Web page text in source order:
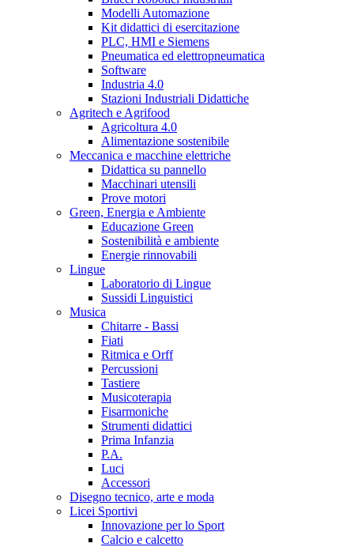
Modelli Automazione
Kit didattici di esercitazione
PLC, HMI e Siemens
Pneumatica ed elettropneumatica
Software
Industria 4.0
Stazioni Industriali Didattiche
Agritech e Agrifood
Agricoltura 4.0
Alimentazione sostenibile
Meccanica e macchine elettriche
Didattica su pannello
Macchinari utensili
Prove motori
Green, Energia e Ambiente
Educazione Green
Sostenibilità e ambiente
Energie rinnovabili
Lingue
Laboratorio di Lingue
Sussidi Linguistici
Musica
Chitarre - Bassi
Fiati
Ritmica e Orff
Percussioni
Tastiere
Musicoterapia
Fisarmoniche
Strumenti didattici
Prima Infanzia
P.A.
Luci
Accessori
Disegno tecnico, arte e moda
Licei Sportivi
Innovazione per lo Sport
Calcio e calcetto